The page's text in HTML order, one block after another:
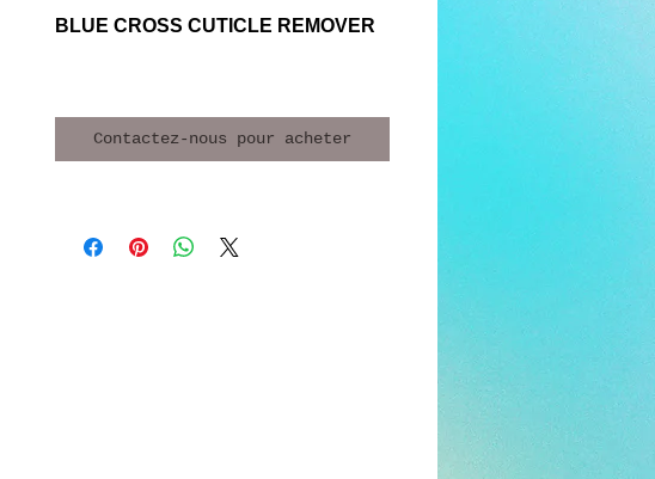
BLUE CROSS CUTICLE REMOVER
Contactez-nous pour acheter